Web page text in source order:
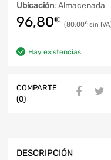
Ubicación: Almacenada
96,80€ 80,00€
Hay existencias
COMPARTE
(0)
DESCRIPCIÓN